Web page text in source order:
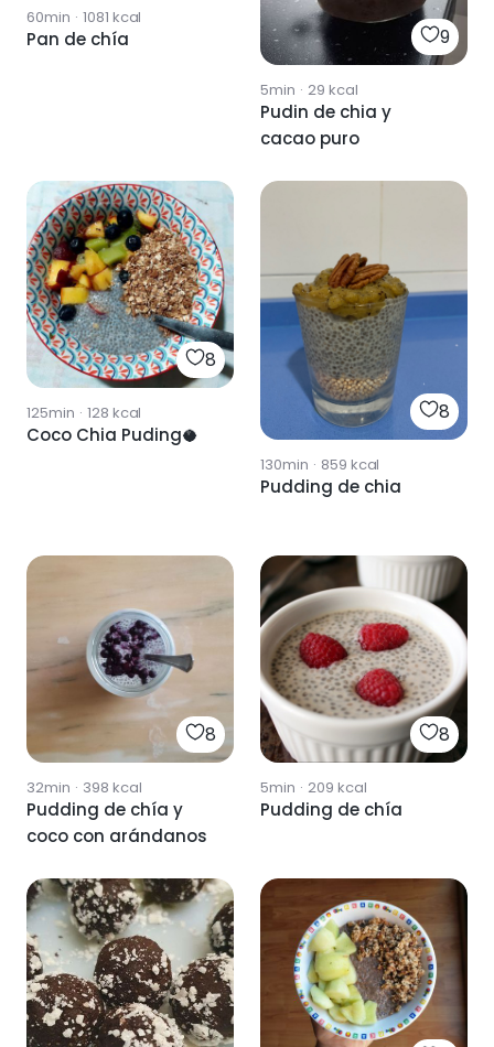
60min · 1081 kcal
Pan de chía 9
5min · 29 kcal
Pudin de chia y
cacao puro
8
125min · 128 kcal
Coco Chia Puding🥥
8
130min · 859 kcal
Pudding de chia
8
32min · 398 kcal
Pudding de chía y
coco con arándanos
8
5min · 209 kcal
Pudding de chía